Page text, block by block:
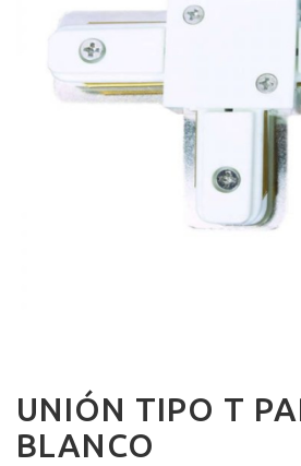
UNIÓN TIPO T
BLANCO